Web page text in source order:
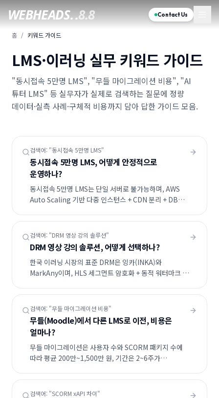
WEBHEADS..8.8 Contact Us
홈 / 키워드 가이드
LMS·이러닝 실무 키워드 가이드
"동시접속 5만명 LMS", "무들 마이그레이션 비용", "AI
튜터 LMS" 등 실무자가 실제로 검색하는 질문에 정량
데이터·실측 사례·구체적 비용까지 담아 답한 가이드 모음.
검색어: "동시접속 5만명 LMS"
동시접속 5만명 LMS, 어떻게 안정적으로
운영하나?
동시접속 5만명 LMS는 단일 서버로 불가능하며, AWS
Auto Scaling 기반 다중 인스턴스 + CDN 분리 + DB
WEBHEADS는 동일 구성으로 80,000 CCU를 실측
검증했습니다.
검색어: "DRM 영상 강의 솔루션"
DRM 영상 강의 솔루션, 어떻게 선택하나?
한국 이러닝 시장의 표준 DRM은 잉카(INKA)와
MarkAny이며, HLS 세그먼트 암호화 + 동적 워터마크 +
WEBHEADS는 잉카·MarkAny를 기본 통합 제공합니다.
검색어: "무들 마이그레이션 비용"
무들(Moodle)에서 다른 LMS로 이전, 비용은
얼마나?
무들 마이그레이션은 사용자 수와 SCORM 패키지 수에
따라 평균 200만~1,500만 원, 기간은 2~6주가
마이그레이션 도구로 라이선스·이관 비용이 0원입니다.
검색어: "SCORM xAPI 차이"